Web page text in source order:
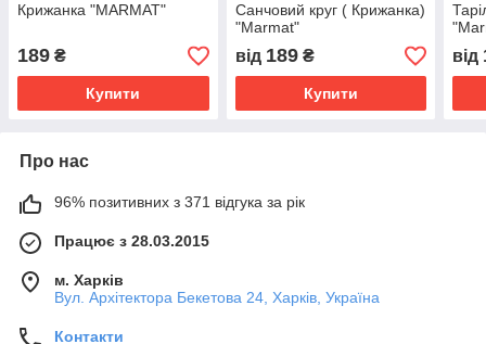
Крижанка "MARMAT"
189 ₴
Купити
Санчовий круг ( Крижанка)
"Marmat"
від 189₴
Купити
від
Про нас
96% позитивних з 371 відгука за рік
Працює з 28.03.2015
м. Харків
Вул. Архітектора Бекетова 24, Харків, Україна
Контакти